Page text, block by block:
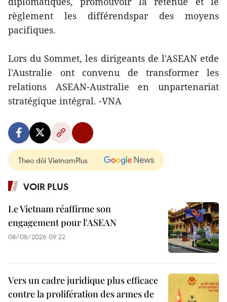
règlement les différendspar des moyens
pacifiques.
Lors du Sommet, les dirigeants de l'ASEAN etde
l'Australie ont convenu de transformer les
relations ASEAN-Australie en unpartenariat
stratégique intégral. -VNA
Theo dõi VietnamPlus
VOIR PLUS
Le Vietnam réaffirme son
engagement pour l'ASEAN
08/08/2026 09:22
Vers un cadre juridique plus efficace
contre la prolifération des armes de